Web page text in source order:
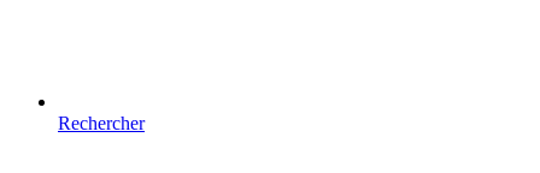
Rechercher